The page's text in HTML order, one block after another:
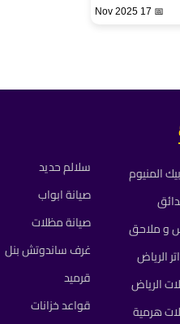
📅 17 Nov 2025
المنيوم
الرياض
الرياض
هرمية
سلالم حديد
صيانة ابواب
صيانة مظلات
غرف ساندوتش بنل
قرميد
قواعد خزانات